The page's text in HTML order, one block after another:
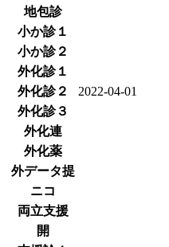
地包診
小か診１
小か診２
外化診１
外化診２
2022-04-01
外化診３
外化連
外化薬
外データ提
ニコ
両立支援
開